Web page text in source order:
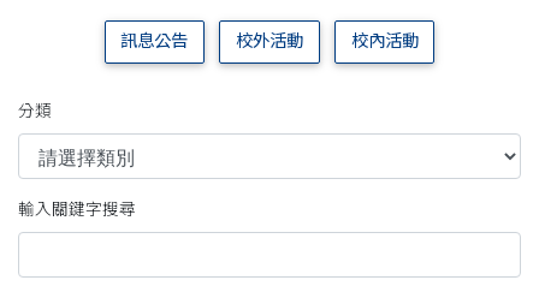
訊息公告 校外活動 校內活動
分類
輸入關鍵字搜尋